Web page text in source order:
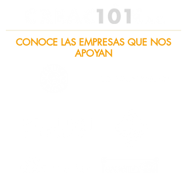
CONOCE LAS EMPRESAS QUE NOS
APOYAN